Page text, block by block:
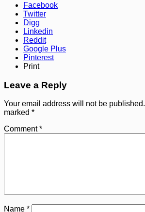
Facebook
Twitter
Digg
Linkedin
Reddit
Google Plus
Pinterest
Print
Leave a Reply
Your email address will not be published.
marked *
Comment*
Name *